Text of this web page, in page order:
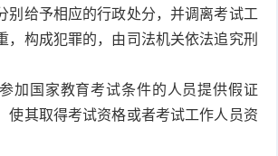
别给予相应的行政处分，并调离考试工
，构成犯罪的，由司法机关依法追究刑
加国家教育考试条件的人员提供假证
使其取得考试资格或者考试工作人员资